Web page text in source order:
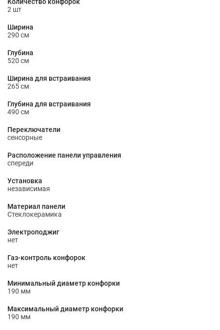
2 шт
Ширина
290 см
Глубина
520 см
Ширина для встраивания
265 см
Глубина для встраивания
490 см
Переключатели
сенсорные
Расположение панели управления
спереди
Установка
независимая
Материал панели
Стеклокерамика
Электроподжиг
нет
Газ-контроль конфорок
нет
Минимальный диаметр конфорки
190 мм
Максимальный диаметр конфорки
190 мм